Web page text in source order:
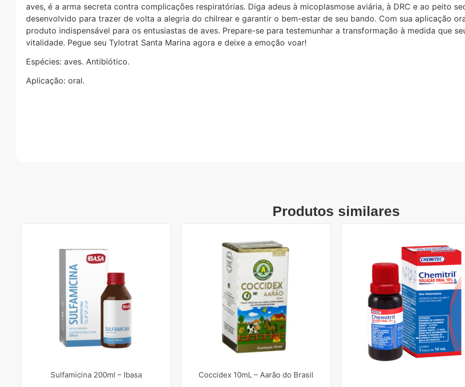
aves, é a arma secreta contra complicações respiratórias. Diga adeus à micoplasmose aviária, à DRC e ao peito
desenvolvido para trazer de volta a alegria do chilrear e garantir o bem-estar de seu bando. Com sua aplicação
produto indispensável para os entusiastas de aves. Prepare-se para testemunhar a transformação à medida que
vitalidade. Pegue seu Tylotrat Santa Marina agora e deixe a emoção voar!
Espécies: aves. Antibiótico.
Aplicação: oral.
Produtos similares
Sulfamicina 200ml – Ibasa
Coccidex 10mL – Aarão do Brasil